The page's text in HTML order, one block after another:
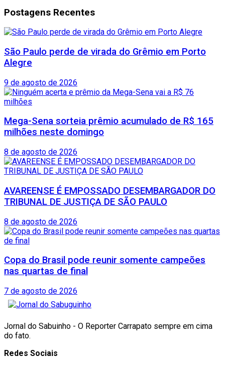
Postagens Recentes
São Paulo perde de virada do Grêmio em Porto
Alegre
9 de agosto de 2026
Mega-Sena sorteia prêmio acumulado de R$ 165
milhões neste domingo
8 de agosto de 2026
AVAREENSE É EMPOSSADO DESEMBARGADOR DO
TRIBUNAL DE JUSTIÇA DE SÃO PAULO
8 de agosto de 2026
Copa do Brasil pode reunir somente campeões
nas quartas de final
7 de agosto de 2026
Jornal do Sabuinho - O Reporter Carrapato sempre em cima
do fato.
Redes Sociais